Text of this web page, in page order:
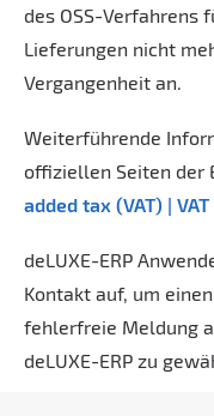
des OSS-Verfahrens
Lieferungen nicht
Vergangenheit an.
Weiterführende
offiziellen Seiten der
added tax (VAT) |
deLUXE-ERP
Kontakt auf, um
fehlerfreie Meldung
deLUXE-ERP zu